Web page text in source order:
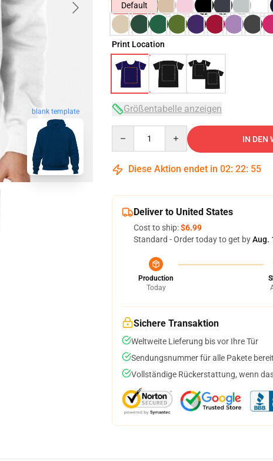
blank template
Default
Print Location
Größentabelle anzeigen
IN DEN
Diese Aktion endet in 02: 22: 54
Deliver to United States
Cost to ship:$6.99
Standard - Order today to get byAug.
Production
Today
Sichere Transaktion
Weltweite Lieferung bis vor Ihre Tür
Sendungsnummer für alle Pakete
Vollständige Rückerstattung, wenn